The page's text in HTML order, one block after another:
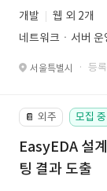
개발
웹 외 2개
네트워크ㆍ서버 운
서울특별시 · 등
📔 외주 모집 중
EasyEDA 설
팅 결과 도출